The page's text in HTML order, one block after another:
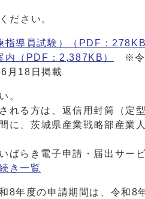
ださい。
導員試験）（PDF：278KB
内（PDF：2,387KB）
※令
18日掲載
。
る方は、返信用封筒（定
に、茨城県産業戦略部産業
らき電子申請・届出サー
き一覧
8年度の申請期間は、令和